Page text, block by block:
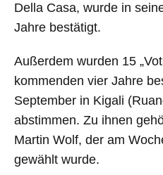
Della Casa, wurde in
Jahre bestätigt.
Außerdem wurden 15
kommenden vier Jahre
September in Kigali
abstimmen. Zu ihnen
Martin Wolf, der am
gewählt wurde.